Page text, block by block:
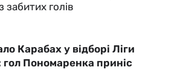
забитих голів
Карабах у відборі Ліги
гол Пономаренка приніс